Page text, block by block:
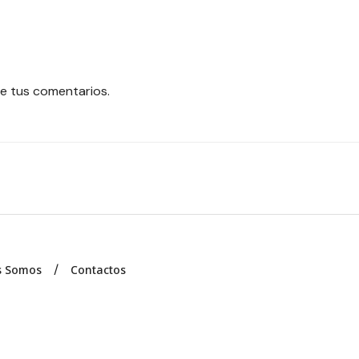
tus comentarios.
Somos Contactos